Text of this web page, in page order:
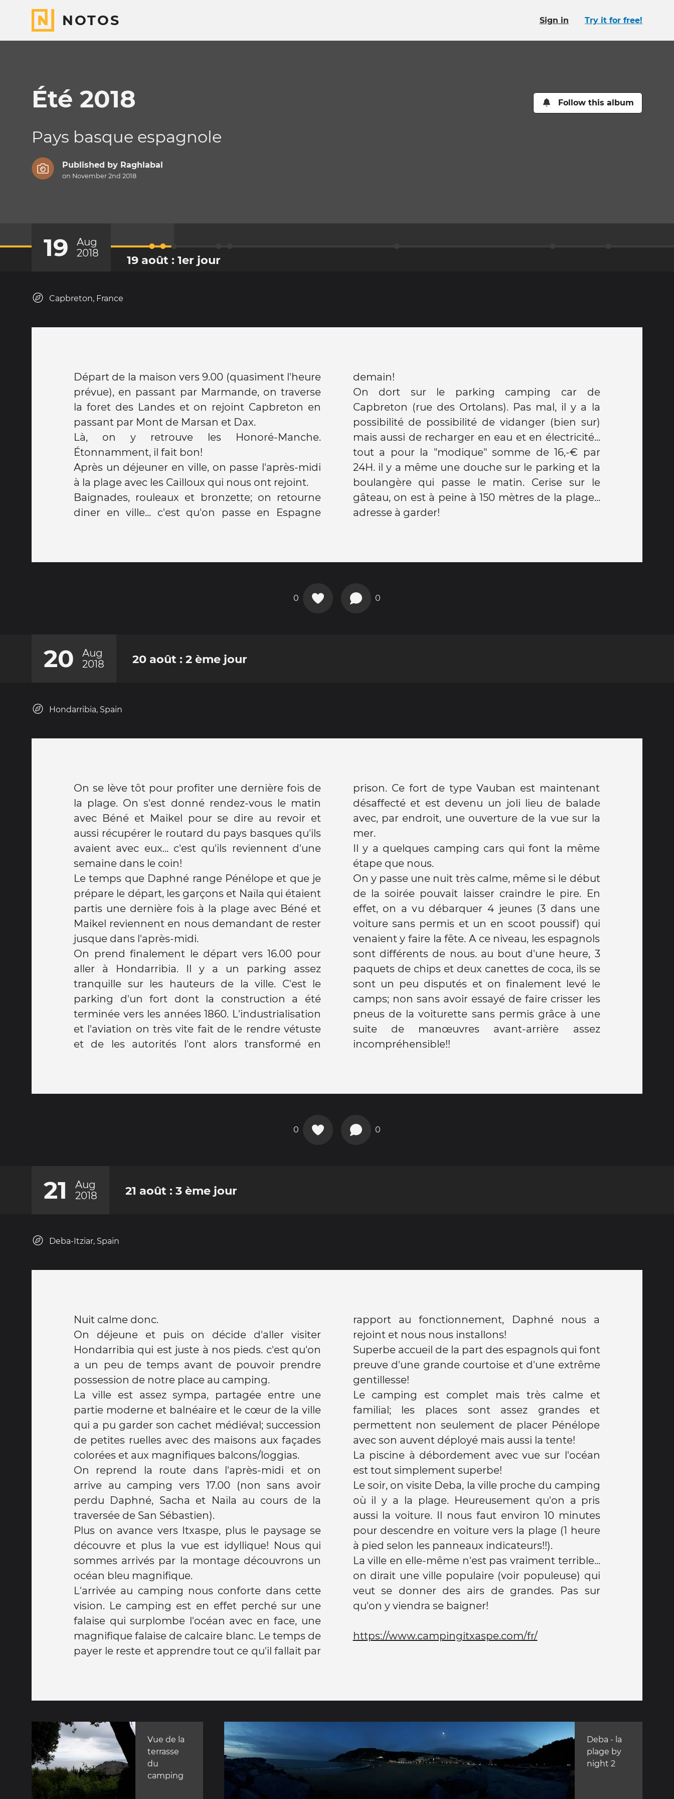
NOTOS Sign in Try it for free!
Été 2018 Follow this album
Pays basque espagnole
Published by Raghlabal
on November 2nd 2018
19
Aug
2018
19 août : 1er jour
Capbreton, France
Départ de la maison vers 9.00 (quasiment l'heure
prévue), en passant par Marmande, on traverse
la foret des Landes et on rejoint Capbreton en
passant par Mont de Marsan et Dax.
Là, on y retrouve les Honoré-Manche.
Étonnamment, il fait bon!
Après un déjeuner en ville, on passe l'après-midi
à la plage avec les Cailloux qui nous ont rejoint.
Baignades, rouleaux et bronzette; on retourne
diner en ville... c'est qu'on passe en Espagne
demain!
On dort sur le parking camping car de
Capbreton (rue des Ortolans). Pas mal, il y a la
possibilité de possibilité de vidanger (bien sur)
mais aussi de recharger en eau et en électricité...
tout a pour la "modique" somme de 16,-€ par
24H. il y a même une douche sur le parking et la
boulangère qui passe le matin. Cerise sur le
gâteau, on est à peine à 150 mètres de la plage...
adresse à garder!
0 0
20
Aug
2018
20 août : 2 ème jour
Hondarribia, Spain
On se lève tôt pour profiter une dernière fois de
la plage. On s'est donné rendez-vous le matin
avec Béné et Maikel pour se dire au revoir et
aussi récupérer le routard du pays basques qu'ils
avaient avec eux... c'est qu'ils reviennent d'une
semaine dans le coin!
Le temps que Daphné range Pénélope et que je
prépare le départ, les garçons et Naïla qui étaient
partis une dernière fois à la plage avec Béné et
Maikel reviennent en nous demandant de rester
jusque dans l'après-midi.
On prend finalement le départ vers 16.00 pour
aller à Hondarribia. Il y a un parking assez
tranquille sur les hauteurs de la ville. C'est le
parking d'un fort dont la construction a été
terminée vers les années 1860. L'industrialisation
et l'aviation on très vite fait de le rendre vétuste
et de les autorités l'ont alors transformé en
prison. Ce fort de type Vauban est maintenant
désaffecté et est devenu un joli lieu de balade
avec, par endroit, une ouverture de la vue sur la
mer.
Il y a quelques camping cars qui font la même
étape que nous.
On y passe une nuit très calme, même si le début
de la soirée pouvait laisser craindre le pire. En
effet, on a vu débarquer 4 jeunes (3 dans une
voiture sans permis et un en scoot poussif) qui
venaient y faire la fête. A ce niveau, les espagnols
sont différents de nous. au bout d'une heure, 3
paquets de chips et deux canettes de coca, ils se
sont un peu disputés et on finalement levé le
camps; non sans avoir essayé de faire crisser les
pneus de la voiturette sans permis grâce à une
suite de manœuvres avant-arrière assez
incompréhensible!!
0 0
21
Aug
2018
21 août : 3 ème jour
Deba-Itziar, Spain
Nuit calme donc.
On déjeune et puis on décide d'aller visiter
Hondarribia qui est juste à nos pieds. c'est qu'on
a un peu de temps avant de pouvoir prendre
possession de notre place au camping.
La ville est assez sympa, partagée entre une
partie moderne et balnéaire et le cœur de la ville
qui a pu garder son cachet médiéval; succession
de petites ruelles avec des maisons aux façades
colorées et aux magnifiques balcons/loggias.
On reprend la route dans l'après-midi et on
arrive au camping vers 17.00 (non sans avoir
perdu Daphné, Sacha et Naïla au cours de la
traversée de San Sébastien).
Plus on avance vers Itxaspe, plus le paysage se
découvre et plus la vue est idyllique! Nous qui
sommes arrivés par la montage découvrons un
océan bleu magnifique.
L'arrivée au camping nous conforte dans cette
vision. Le camping est en effet perché sur une
falaise qui surplombe l'océan avec en face, une
magnifique falaise de calcaire blanc. Le temps de
payer le reste et apprendre tout ce qu'il fallait par
rapport au fonctionnement, Daphné nous a
rejoint et nous nous installons!
Superbe accueil de la part des espagnols qui font
preuve d'une grande courtoise et d'une extrême
gentillesse!
Le camping est complet mais très calme et
familial; les places sont assez grandes et
permettent non seulement de placer Pénélope
avec son auvent déployé mais aussi la tente!
La piscine à débordement avec vue sur l'océan
est tout simplement superbe!
Le soir, on visite Deba, la ville proche du camping
où il y a la plage. Heureusement qu'on a pris
aussi la voiture. Il nous faut environ 10 minutes
pour descendre en voiture vers la plage (1 heure
à pied selon les panneaux indicateurs!!).
La ville en elle-même n'est pas vraiment terrible...
on dirait une ville populaire (voir populeuse) qui
veut se donner des airs de grandes. Pas sur
qu'on y viendra se baigner!
https://www.campingitxaspe.com/fr/
Vue de la
terrasse
du
camping
Deba - la
plage by
night 2